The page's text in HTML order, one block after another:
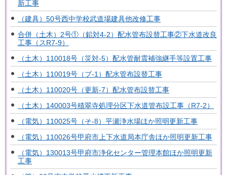
新工事
（建具）50号西中学校武道場建具他改修工事
合併（土木）2号①（鉛対4-2）配水管布設替工事②下水道改良
工事（スR7-9）
（土木）110018号（災対-5）配水管耐震補強継手等設置工事
（土木）110019号（ブ-1）配水管布設替工事
（土木）110020号（更新-7）配水管布設替工事
（土木）140003号積翠寺処理分区下水道管布設工事（R7-2）
（電気）110025号（そ-8）平瀬浄水場ほか照明更新工事
（電気）110026号甲府市上下水道局本庁舎ほか照明更新工事
（電気）130013号甲府市浄化センター管理本館ほか照明更新
工事